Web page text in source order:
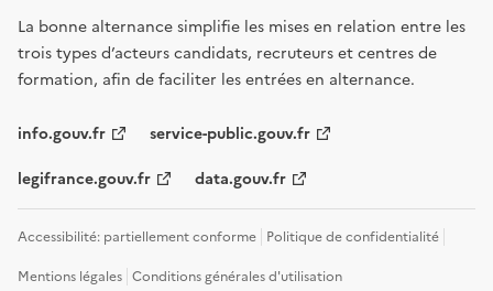
La bonne alternance simplifie les mises en relation entre les
trois types d’acteurs candidats, recruteurs et centres de
formation, afin de faciliter les entrées en alternance.
info.gouv.fr service-public.gouv.fr
legifrance.gouv.fr data.gouv.fr
Accessibilité: partiellement conforme Politique de confidentialité
Mentions légales Conditions générales d'utilisation